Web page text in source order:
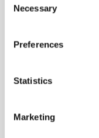
Selection
Necessary
Preferences
Statistics
Marketing